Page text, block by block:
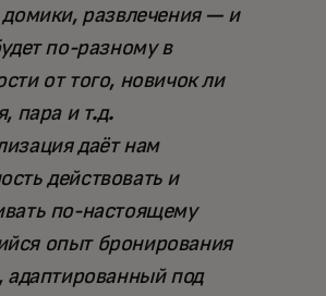
развлечения — и
по-разному в
от того, новичок ли
пара и т.д.
даёт нам
действовать и
по-настоящему
опыт бронирования
адаптированный под